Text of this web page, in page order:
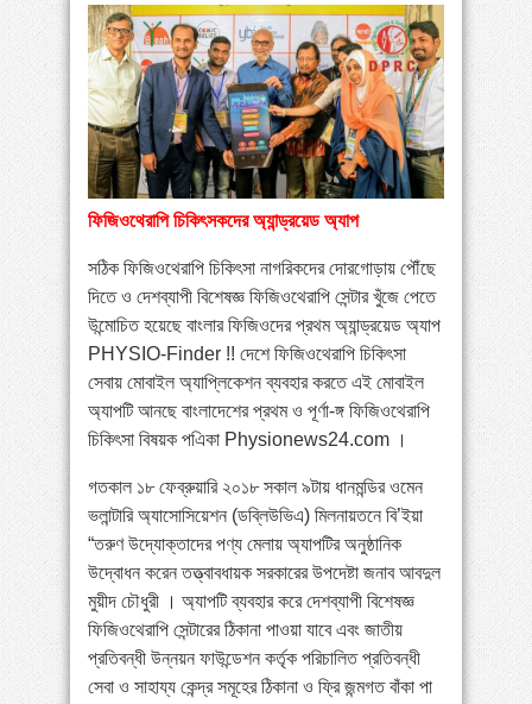
»পায়ের পাতা ব্যথার যত কারণ ও সমাধান
» বাংলাদেশে বাড়ছে মায়েলোমা রোগী—সমাধানে বিশেষজ্ঞদের
কর্মশালা
»কোমরব্যথা কেন হয়, কীভাবে এড়াবেন
ফিজিওথেরাপি চিকিৎসকদের অ্যান্ড্রয়েড অ্যাপ
সঠিক ফিজিওথেরাপি চিকিৎসা নাগরিকদের দোরগোড়ায় পৌঁছে
দিতে ও দেশব্যাপী বিশেষজ্ঞ ফিজিওথেরাপি সেন্টার খুঁজে পেতে
উন্মোচিত হয়েছে বাংলার ফিজিওদের প্রথম অ্যান্ড্রয়েড অ্যাপ
PHYSIO-Finder !! দেশে ফিজিওথেরাপি চিকিৎসা
সেবায় মোবাইল অ্যাপ্লিকেশন ব্যবহার করতে এই মোবাইল
অ্যাপটি আনছে বাংলাদেশের প্রথম ও পূর্ণা-ঙ্গ ফিজিওথেরাপি
চিকিৎসা বিষয়ক পএিকা Physionews24.com ।
গতকাল ১৮ ফেব্রুয়ারি ২০১৮ সকাল ৯টায় ধানমন্ডির ওমেন
ভলান্টারি অ্যাসোসিয়েশন (ডব্লিউভিএ) মিলনায়তনে বি’ইয়া
“তরুণ উদ্যোক্তাদের পণ্য মেলায় অ্যাপটির অনুষ্ঠানিক
উদ্বোধন করেন তত্ত্বাবধায়ক সরকারের উপদেষ্টা জনাব আবদুল
মুয়ীদ চৌধুরী । অ্যাপটি ব্যবহার করে দেশব্যাপী বিশেষজ্ঞ
ফিজিওথেরাপি সেন্টারের ঠিকানা পাওয়া যাবে এবং জাতীয়
প্রতিবন্ধী উন্নয়ন ফাউন্ডেশন কর্তৃক পরিচালিত প্রতিবন্ধী
সেবা ও সাহায্য কেন্দ্র সমূহের ঠিকানা ও ফ্রি জন্মগত বাঁকা পা